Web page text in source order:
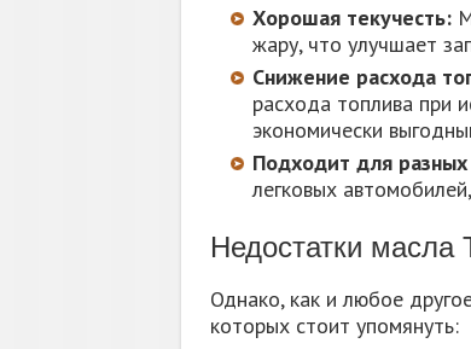
Хорошая текучесть:
жару, что улучшает
Снижение расхода
расхода топлива при
экономически
Подходит для
легковых
Недостатки масла
Однако, как и любое
которых стоит упомянуть: